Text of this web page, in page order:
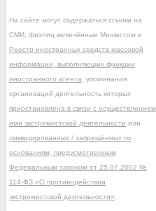
На сайте могут содержаться ссылки на
СМИ, физлиц включённые Минюстом в
Реестр иностранных средств массовой
информации, выполняющих функции
иностранного агента , упоминания
организаций деятельность которых
приостановлена в связи с осуществлением
ими экстремистской деятельности или
ликвидированных / запрещённых по
основаниям, предусмотренным
Федеральным законом от 25.07.2002 №
114-ФЗ «О противодействии
экстремистской деятельности»